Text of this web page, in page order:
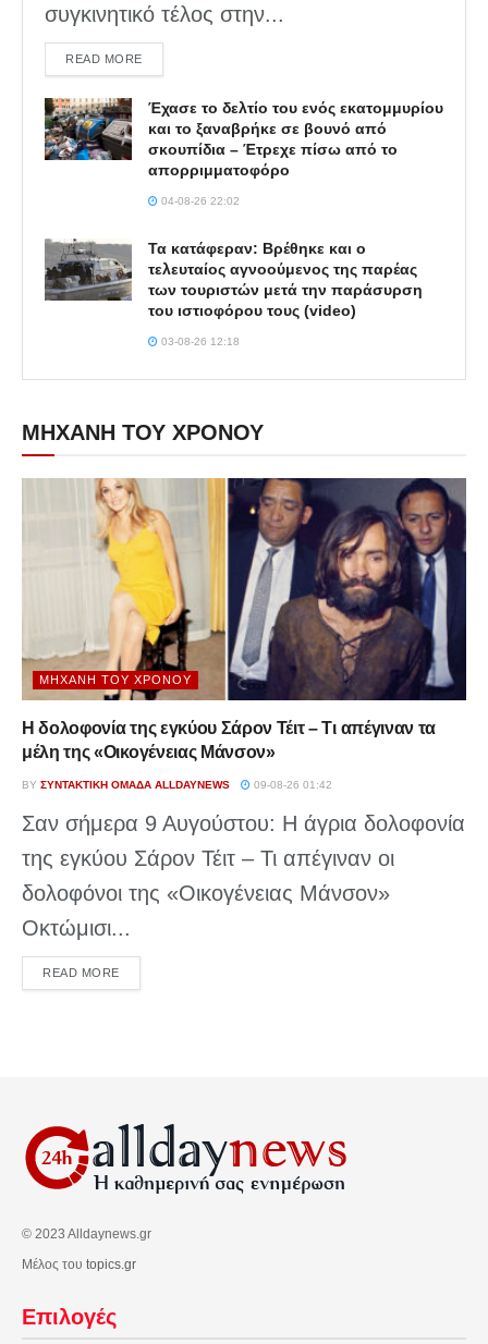
συγκινητικό τέλος στην...
READ MOREDETAILS
Έχασε το δελτίο του ενός εκατομμυρίου
και το ξαναβρήκε σε βουνό από
σκουπίδια – Έτρεχε πίσω από το
απορριμματοφόρο
04-08-26 22:02
Τα κατάφεραν: Βρέθηκε και ο
τελευταίος αγνοούμενος της παρέας
των τουριστών μετά την παράσυρση
του ιστιοφόρου τους (video)
03-08-26 12:18
ΜΗΧΑΝΗ ΤΟΥ ΧΡΟΝΟΥ
ΜΗΧΑΝΉ ΤΟΥ ΧΡΌΝΟΥ
Η δολοφονία της εγκύου Σάρον Τέιτ – Τι απέγιναν τα
μέλη της «Οικογένειας Μάνσον»
BY ΣΥΝΤΑΚΤΙΚΉ ΟΜΆΔΑ ALLDAYNEWS 09-08-26 01:42
Σαν σήμερα 9 Αυγούστου: Η άγρια δολοφονία
της εγκύου Σάρον Τέιτ – Τι απέγιναν οι
δολοφόνοι της «Οικογένειας Μάνσον»
Οκτώμισι...
READ MOREDETAILS
© 2023 Alldaynews.gr
Μέλος του topics.gr
Επιλογές